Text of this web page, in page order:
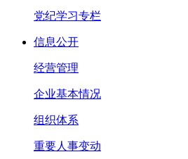
党纪学习专栏
信息公开
经营管理
企业基本情况
组织体系
重要人事变动